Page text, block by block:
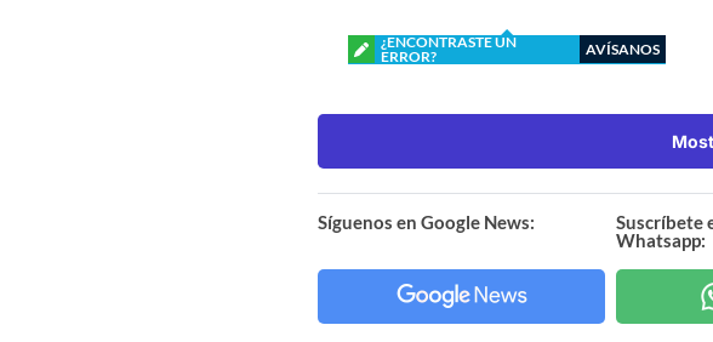
¿ENCONTRASTE UN
ERROR?
AVÍSANOS
Síguenos en Google News:
Suscríbete
Whatsapp: